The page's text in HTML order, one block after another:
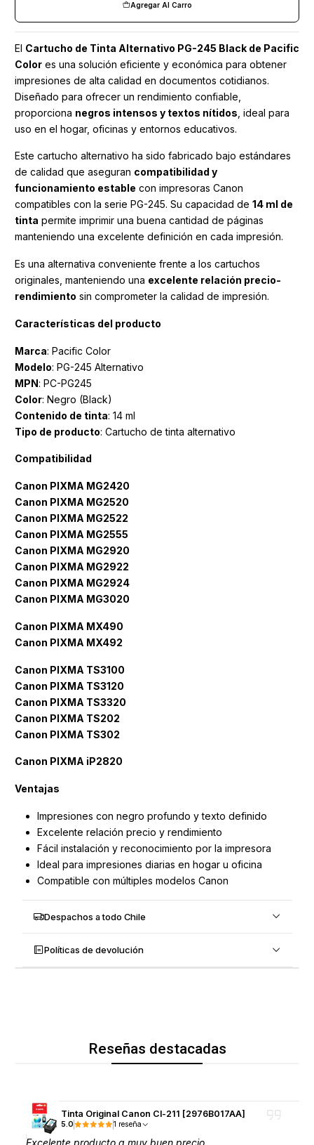
Agregar Al Carro
El Cartucho de Tinta Alternativo PG-245 Black de Pacific
Color es una solución eficiente y económica para obtener
impresiones de alta calidad en documentos cotidianos.
Diseñado para ofrecer un rendimiento confiable,
proporciona negros intensos y textos nítidos , ideal para
uso en el hogar, oficinas y entornos educativos.
Este cartucho alternativo ha sido fabricado bajo estándares
de calidad que aseguran compatibilidad y
funcionamiento estable con impresoras Canon
compatibles con la serie PG-245. Su capacidad de 14 ml de
tinta permite imprimir una buena cantidad de páginas
manteniendo una excelente definición en cada impresión.
Es una alternativa conveniente frente a los cartuchos
originales, manteniendo una excelente relación precio-
rendimiento sin comprometer la calidad de impresión.
Características del producto
Marca: Pacific Color
Modelo: PG-245 Alternativo
MPN: PC-PG245
Color: Negro (Black)
Contenido de tinta: 14 ml
Tipo de producto: Cartucho de tinta alternativo
Compatibilidad
Canon PIXMA MG2420
Canon PIXMA MG2520
Canon PIXMA MG2522
Canon PIXMA MG2555
Canon PIXMA MG2920
Canon PIXMA MG2922
Canon PIXMA MG2924
Canon PIXMA MG3020
Canon PIXMA MX490
Canon PIXMA MX492
Canon PIXMA TS3100
Canon PIXMA TS3120
Canon PIXMA TS3320
Canon PIXMA TS202
Canon PIXMA TS302
Canon PIXMA iP2820
Ventajas
Impresiones con negro profundo y texto definido
Excelente relación precio y rendimiento
Fácil instalación y reconocimiento por la impresora
Ideal para impresiones diarias en hogar u oficina
Compatible con múltiples modelos Canon
Despachos a todo Chile
Políticas de devolución
Reseñas destacadas
Tinta Original Canon Cl-211 [2976B017AA]
5.0 1 reseña